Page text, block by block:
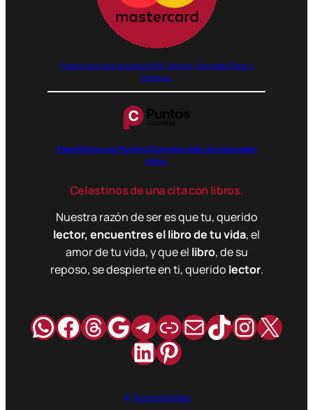
Pagos seguros gracias a PSE, Wompi, MercadoPago y
Binance.
Paga libritos con Puntos Colombia, dale clic para saber
cómo.
Celestinos de una cita con libros.
Nuestra razón de ser es que tu, querido
lector, encuentres el libro de tu vida, el
amor de tu vida, y que el libro, de su
reposo, se despierte en ti, querido lector.
WhatsApp
Facebook
Hilos
Google
Telegram
Enlace
Correo
TikTok
X
LinkedIn
Pinterest
Accesibilidad